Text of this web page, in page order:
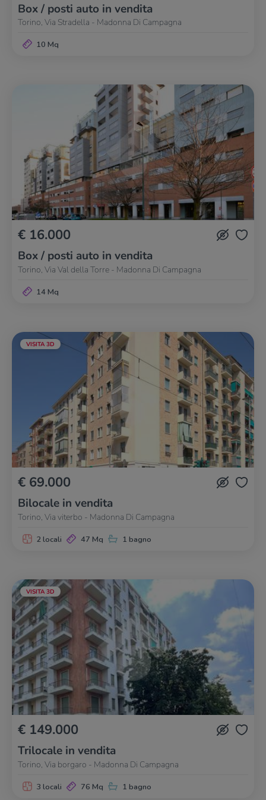
Box / posti auto in vendita
Torino, Via Stradella - Madonna Di Campagna
10 Mq
€ 16.000
Box / posti auto in vendita
Torino, Via Val della Torre - Madonna Di Campagna
14 Mq
VISITA 3D
€ 69.000
Bilocale in vendita
Torino, Via viterbo - Madonna Di Campagna
2 locali 47 Mq 1 bagno
VISITA 3D
€ 149.000
Trilocale in vendita
Torino, Via borgaro - Madonna Di Campagna
3 locali 76 Mq 1 bagno